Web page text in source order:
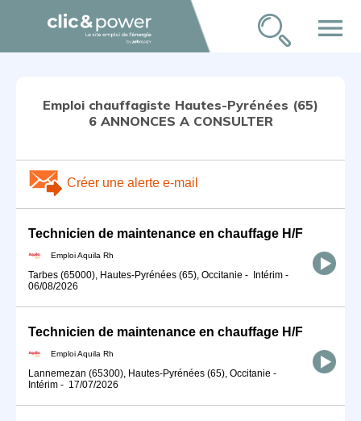
menu
Emploi chauffagiste Hautes-Pyrénées (65)
6 ANNONCES A CONSULTER
Créer une alerte e-mail
Technicien de maintenance en chauffage H/F
Emploi Aquila Rh
Tarbes (65000), Hautes-Pyrénées (65), Occitanie - Intérim -
06/08/2026
Technicien de maintenance en chauffage H/F
Emploi Aquila Rh
Lannemezan (65300), Hautes-Pyrénées (65), Occitanie -
Intérim - 17/07/2026